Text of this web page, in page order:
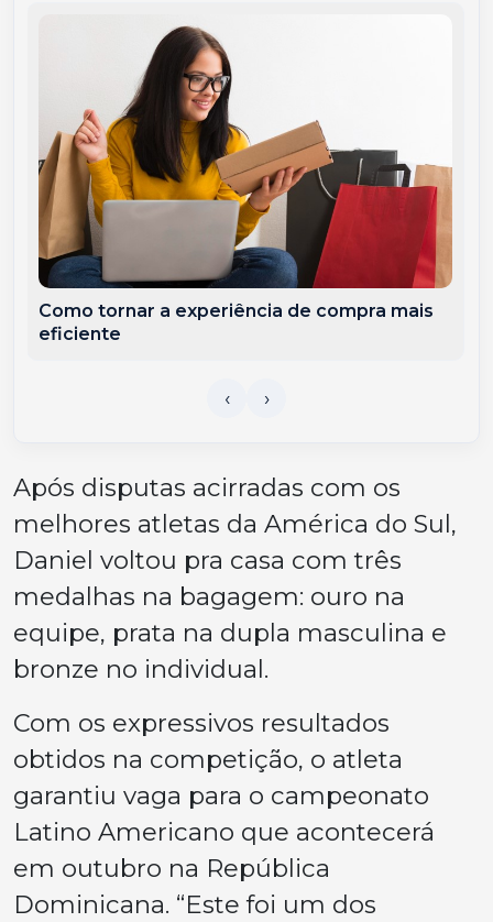
Como tornar a experiência de compra mais
eficiente
Após disputas acirradas com os
melhores atletas da América do Sul,
Daniel voltou pra casa com três
medalhas na bagagem: ouro na
equipe, prata na dupla masculina e
bronze no individual.
Com os expressivos resultados
obtidos na competição, o atleta
garantiu vaga para o campeonato
Latino Americano que acontecerá
em outubro na República
Dominicana. “Este foi um dos